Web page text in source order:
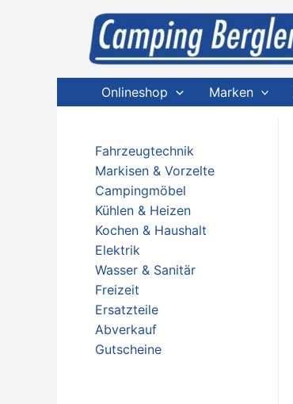
Onlineshop Marken
Fahrzeugtechnik
Markisen & Vorzelte
Campingmöbel
Kühlen & Heizen
Kochen & Haushalt
Elektrik
Wasser & Sanitär
Freizeit
Ersatzteile
Abverkauf
Gutscheine